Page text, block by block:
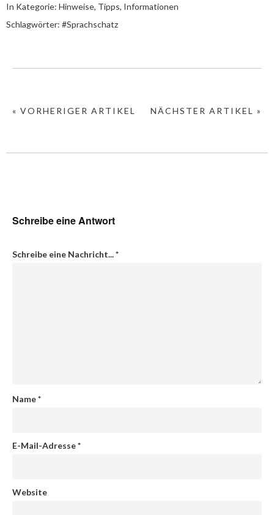
In Kategorie: Hinweise, Tipps, Informationen
Schlagwörter: #Sprachschatz
NÄCHSTER ARTIKEL »
« VORHERIGER ARTIKEL
Schreibe eine Antwort
Schreibe eine Nachricht...*
Name*
E-Mail-Adresse*
Website